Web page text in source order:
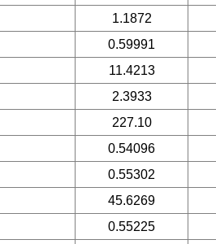
1.1872
0.59991
11.4213
2.3933
227.10
0.54096
0.55302
45.6269
0.55225